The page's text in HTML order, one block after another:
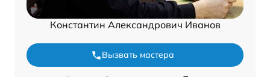
Константин Александрович Иванов
Вызвать мастера